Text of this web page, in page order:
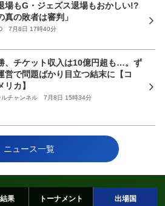
場もG・ジェズス退場もおかしい!?
真の敗者は審判」
7月8日 17時40分
、チケット収入は10億円超も…。ず
営で問題ばかり目立つ結末に【コ
リカ】
ルチャンネル 7月8日 15時34分
ニュース一覧
果 トーナメント 出場国